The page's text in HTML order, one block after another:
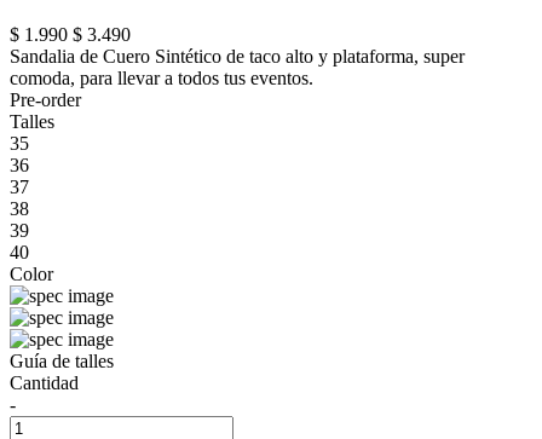
$ 1.990 $ 3.490
Sandalia de Cuero Sintético de taco alto y plataforma, super
comoda, para llevar a todos tus eventos.
Pre-order
Talles
35
36
37
38
39
40
Color
Guía de talles
Cantidad
-